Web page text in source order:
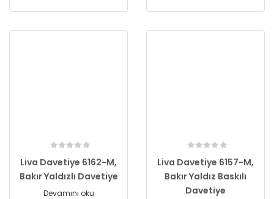
Liva Davetiye 6162-M,
Bakır Yaldızlı Davetiye
Devamını oku
Liva Davetiye 6157-M,
Bakır Yaldız Baskılı
Davetiye